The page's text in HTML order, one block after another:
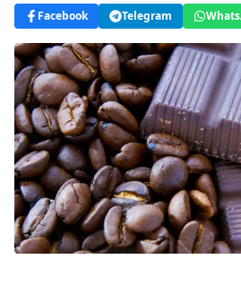
Facebook Telegram